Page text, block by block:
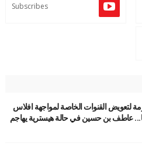
Subscribes
لتعويض القنوات الخاصة لمواجهة افلاس
عاطف بن حسين في حالة هيسترية يهاجم